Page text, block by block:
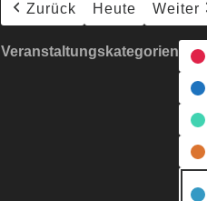
Zurück Heute Weiter
Veranstaltungskategorien